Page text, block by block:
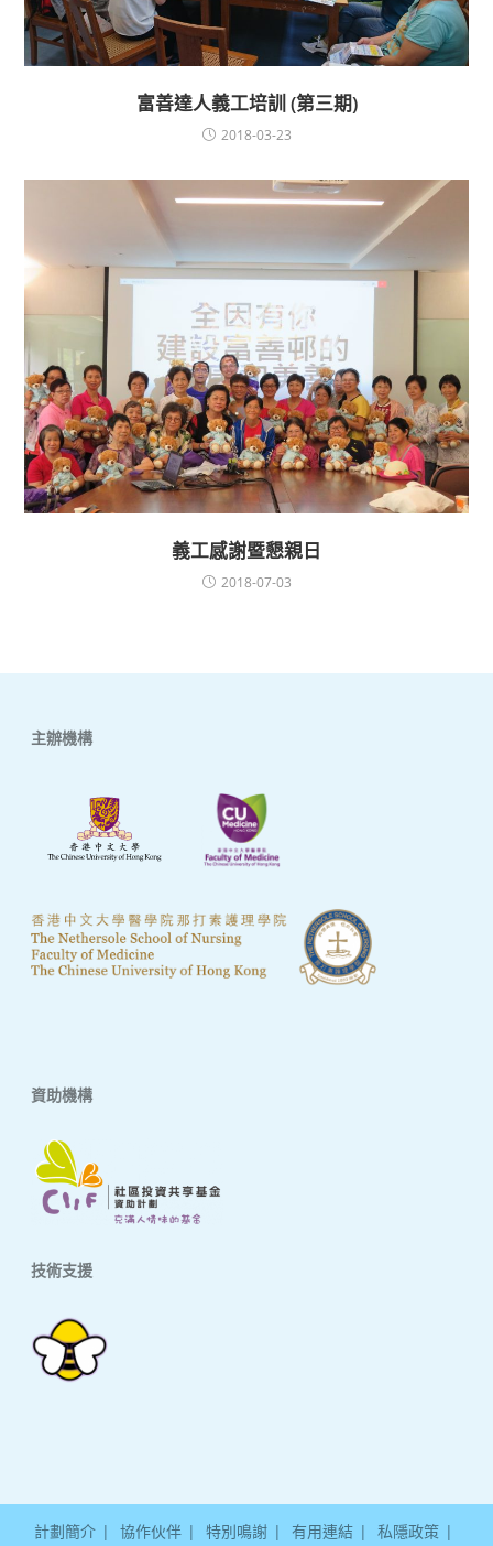
富善達人義工培訓 (第三期)
2018-03-23
義工感謝暨懇親日
2018-07-03
主辦機構
資助機構
技術支援
計劃簡介 協作伙伴 特別鳴謝 有用連結 私隱政策